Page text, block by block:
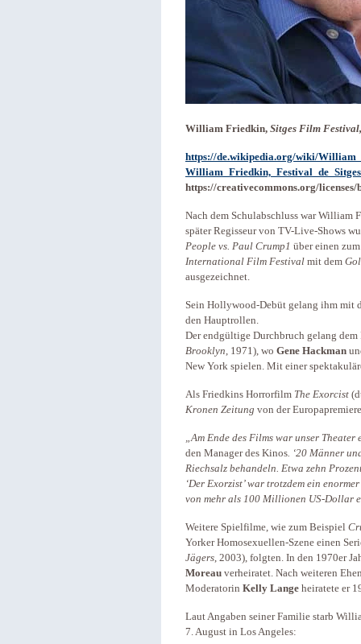
William Friedkin, Sitges Film
https://de.wikipedia.org/wiki/
https://creativecommons.org/licenses/
Nach dem Schulabschluss war William
später Regisseur von TV-Live-Shows
People vs. Paul Crump1 über einen
International Film Festival mit dem
ausgezeichnet.
Sein Hollywood-Debüt gelang ihm mit
den Hauptrollen.
Der endgültige Durchbruch gelang
Brooklyn, 1971), wo Gene Hackman
New York spielen. Mit einer
Als Friedkins Horrorfilm The Exorcist
Kronen Zeitung von der
„Am Ende des Films war unser Theater
den Manager des Kinos. ‘20 Männer
Riechsalz behandeln. Etwa zehn
‘Der Exorzist’ war trotzdem ein
von mehr als 100 Millionen US-Dollar
Weitere Spielfilme, wie zum Beispiel
Yorker Homosexuellen-Szene einen
Jägers, 2003), folgten. In den 1970er
Moreau verheiratet. Nach weiteren
Moderatorin Kelly Lange heiratete er
Laut Angaben seiner Familie starb
7. August in Los Angeles: